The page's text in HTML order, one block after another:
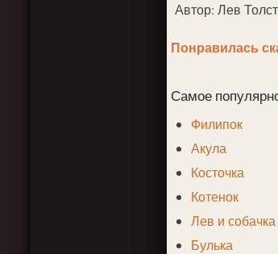
Автор: Лев
Понравилась
Самое
Филипок
Акула
Косточка
Котенок
Лев и собачка
Булька